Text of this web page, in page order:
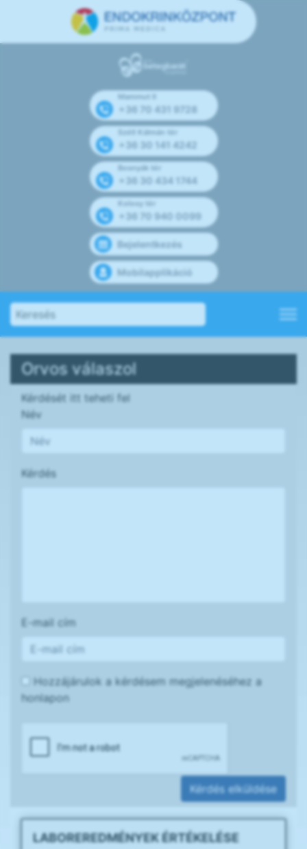
Mammut II
+36 70 431 9728
Széll Kálmán tér
+36 30 141 4242
Bosnyák tér
+36 30 434 1744
Kolosy tér
+36 70 940 0099
Bejelentkezés
Mobilapplikáció
Orvos válaszol
Kérdését itt teheti fel
Név
Kérdés
E-mail cím
Hozzájárulok a kérdésem megjelenéséhez a
honlapon
Kérdés elküldése
LABOREREDMÉNYEK ÉRTÉKELÉSE